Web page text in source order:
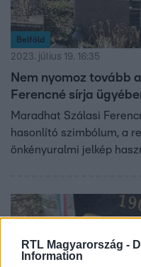
RTL Magyarország -
Information
Belföld
2023. július 19. 16:35
Nem nyomoz tovább
Ferencné sírja
Maradhat Szálasi
hasonlító szimbólum, a
önkényuralmi jelkép